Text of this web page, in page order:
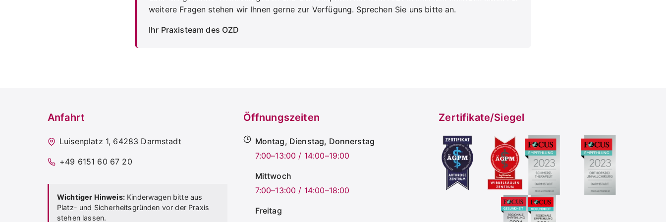
weitere Fragen stehen wir Ihnen gerne zur Verfügung. Sprechen Sie uns bitte an.
Ihr Praxisteam des OZD
Anfahrt
Luisenplatz 1, 64283 Darmstadt
+49 6151 60 67 20
Wichtiger Hinweis:Kinderwagen bitte aus
Platz- und Sicherheitsgründen vor der Praxis
stehen lassen.
Öffnungszeiten
Montag, Dienstag, Donnerstag
7:00–13:00 / 14:00–19:00
Mittwoch
7:00–13:00 / 14:00–18:00
Freitag
Zertifikate/Siegel